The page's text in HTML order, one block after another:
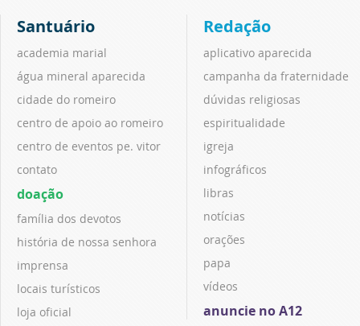
Santuário
academia marial
água mineral aparecida
cidade do romeiro
centro de apoio ao romeiro
centro de eventos pe. vitor
contato
doação
família dos devotos
história de nossa senhora
imprensa
locais turísticos
loja oficial
Redação
aplicativo aparecida
campanha da fraternidade
dúvidas religiosas
espiritualidade
igreja
infográficos
libras
notícias
orações
papa
vídeos
anuncie no A12